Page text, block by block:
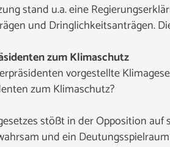
stand u.a. eine
und Dringlichkeitsanträgen.
zum Klimaschutz
vorgestellte
zum Klimaschutz?
stößt in der Opposition
und ein